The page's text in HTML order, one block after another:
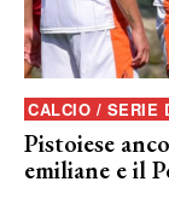
CALCIO / SERIE
Pistoiese
emiliane e il